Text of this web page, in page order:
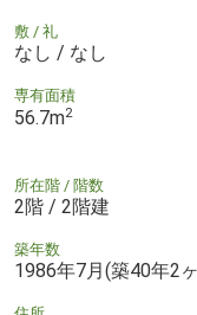
敷 / 礼
なし / なし
専有面積
56.7m2
所在階 / 階数
2階 / 2階建
築年数
1986年7月(築40年2